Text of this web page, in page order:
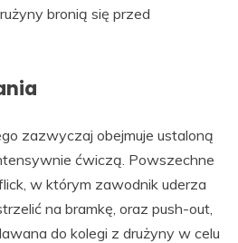
bronią się przed
zazwyczaj obejmuje ustaloną
ćwiczą. Powszechne
w którym zawodnik uderza
na bramkę, oraz push-out,
do kolegi z drużyny w celu